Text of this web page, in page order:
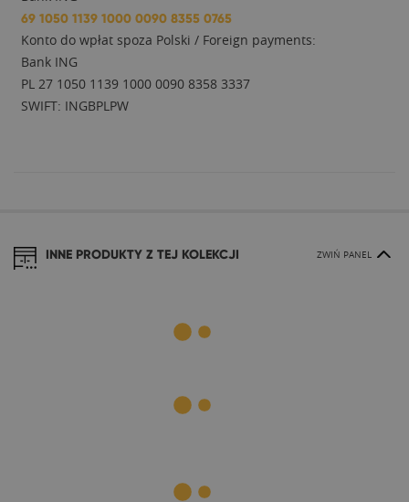
69 1050 1139 1000 0090 8355 0765
Konto do wpłat spoza Polski / Foreign payments:
Bank ING
PL 27 1050 1139 1000 0090 8358 3337
SWIFT: INGBPLPW
INNE PRODUKTY Z TEJ KOLEKCJI ZWIŃ PANEL